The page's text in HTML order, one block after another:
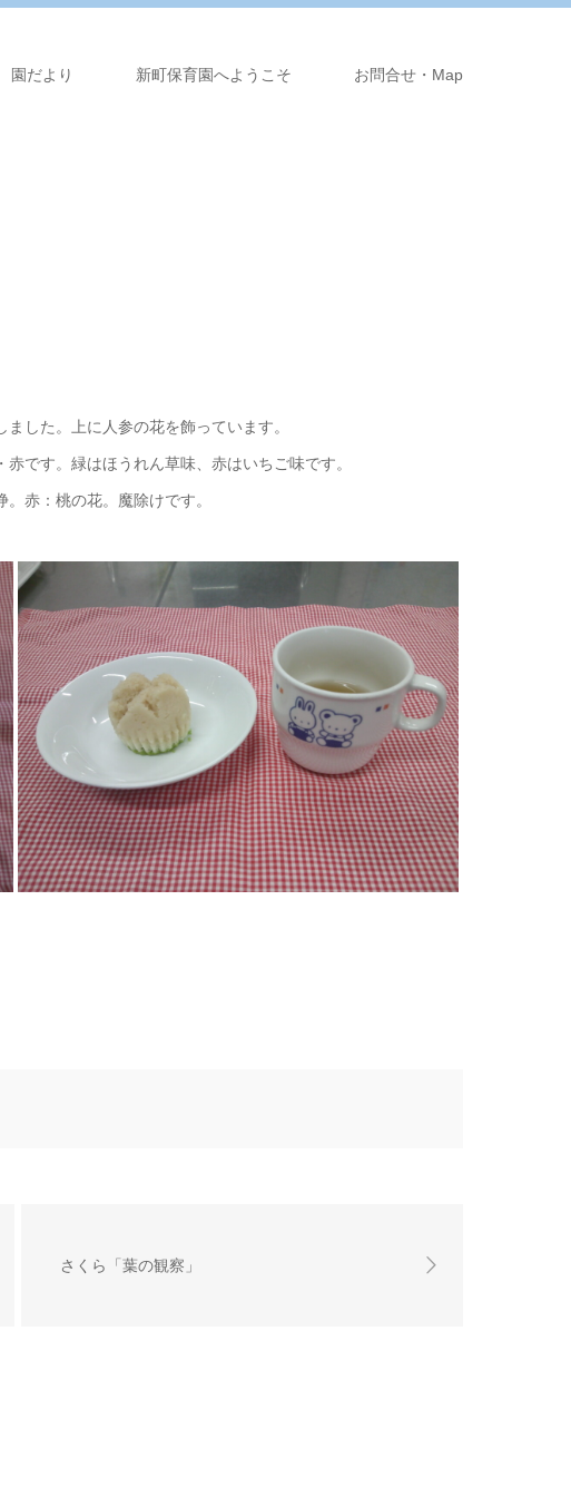
園だより 新町保育園へようこそ お問合せ・Map
した。上に人参の花を飾っています。
です。緑はほうれん草味、赤はいちご味です。
赤：桃の花。魔除けです。
さくら「葉の観察」